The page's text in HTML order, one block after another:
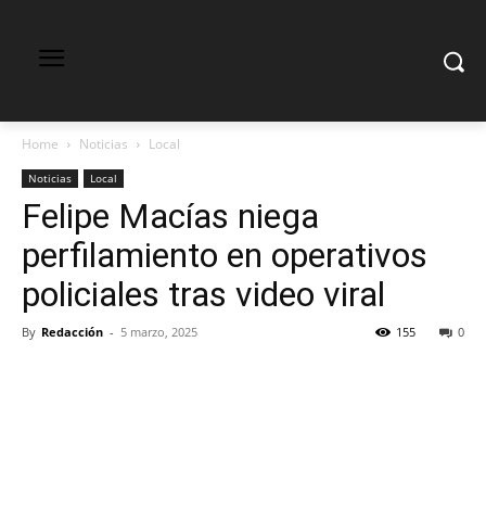
Home Noticias Local
Noticias Local
Felipe Macías niega
perfilamiento en operativos
policiales tras video viral
By Redacción - 5 marzo, 2025 0
155